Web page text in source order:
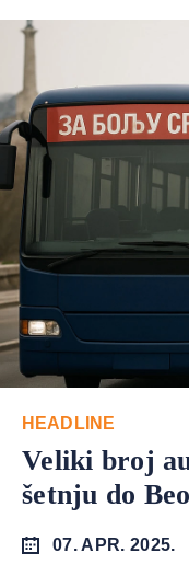
HEADLINE
Veliki broj
šetnju do
07. APR. 2025.